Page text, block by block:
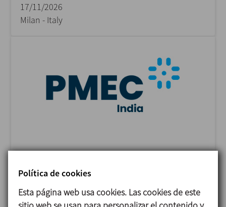
17/11/2026
Milan - Italy
23/11/2026
Política de cookies
Esta página web usa cookies. Las cookies de este